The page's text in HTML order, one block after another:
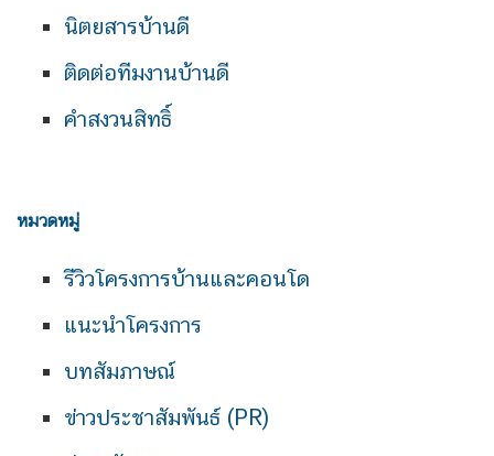
นิตยสารบ้านดี
ติดต่อทีมงานบ้านดี
คำสงวนสิทธิ์
หมวดหมู่
รีวิวโครงการบ้านและคอนโด
แนะนำโครงการ
บทสัมภาษณ์
ข่าวประชาสัมพันธ์ (PR)